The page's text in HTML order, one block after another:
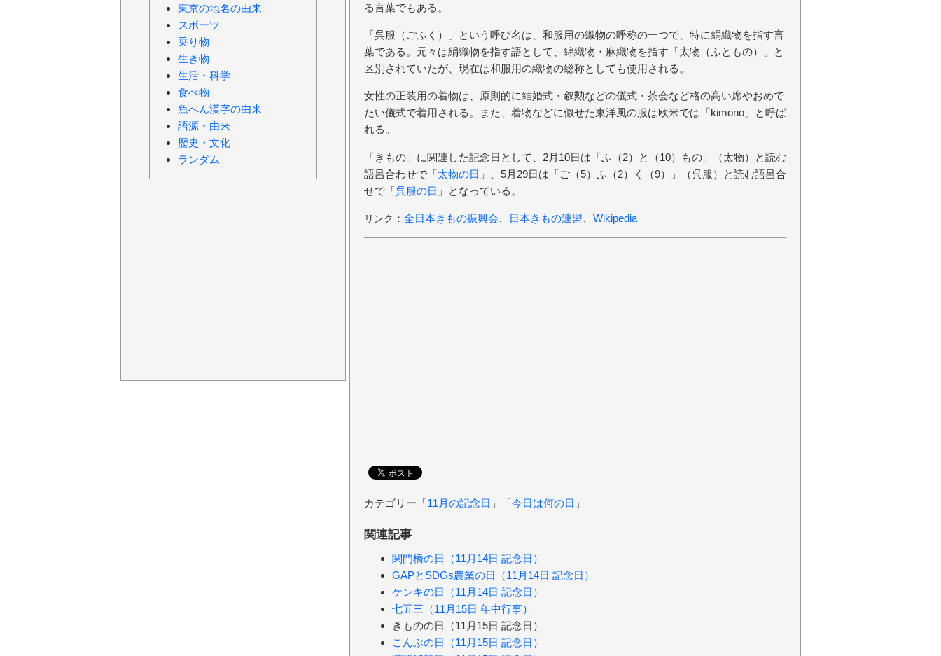
る言葉でもある。
「呉服（ごふく）」という呼び名は、和服用の織物の呼称の一つで、特に絹織物を指す言
葉である。元々は絹織物を指す語として、綿織物・麻織物を指す「太物（ふともの）」と
区別されていたが、現在は和服用の織物の総称としても使用される。
女性の正装用の着物は、原則的に結婚式・叙勲などの儀式・茶会など格の高い席やおめで
たい儀式で着用される。また、着物などに似せた東洋風の服は欧米では「kimono」と呼ば
れる。
「きもの」に関連した記念日として、2月10日は「ふ（2）と（10）もの」（太物）と読む
語呂合わせで「太物の日 」、5月29日は「ご（5）ふ（2）く（9）」（呉服）と読む語呂合
せで「呉服の日 」となっている。
リンク ： 全日本きもの振興会 日本きもの連盟 Wikipedia
カテゴリー「11月の記念日 」「今日は何の日 」
関連記事
関門橋の日（11月14日 記念日）
GAPとSDGs農業の日（11月14日 記念日）
ケンキの日（11月14日 記念日）
七五三（11月15日 年中行事）
きものの日（11月15日 記念日）
こんぶの日（11月15日 記念日）
東京の地名の由来
スポーツ
乗り物
生き物
生活・科学
食べ物
魚へん漢字の由来
語源・由来
歴史・文化
ランダム